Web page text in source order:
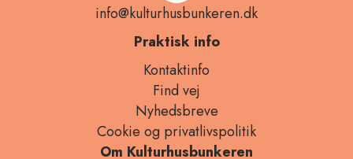
info@kulturhusbunkeren.dk
Praktisk info
Kontaktinfo
Find vej
Nyhedsbreve
Cookie og privatlivspolitik
Om Kulturhusbunkeren
Cookies